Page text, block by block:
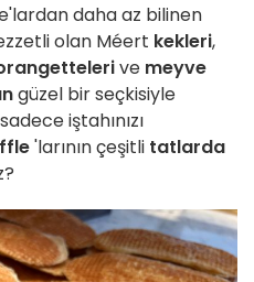
daha az bilinen
olan Méert kekleri,
ve meyve
güzel bir seçkisiyle
iştahınızı
'larının çeşitli tatlarda